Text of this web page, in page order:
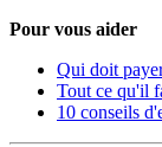
Pour vous aider
Qui doit
Tout ce qu'il
10 conseils